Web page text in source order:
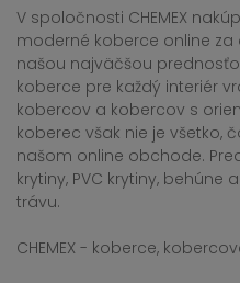
V spoločnosti CHEMEX
moderné koberce online za
našou najväčšou
koberce pre každý interiér
kobercov a kobercov s
koberec však nie je všetko,
našom online obchode.
krytiny, PVC krytiny,
trávu.
CHEMEX - koberce,